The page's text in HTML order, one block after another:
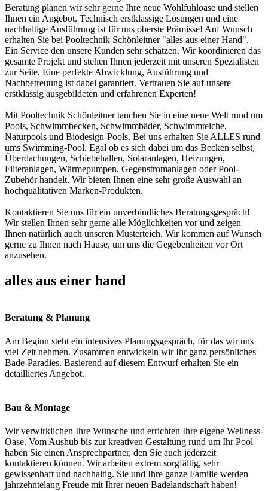
Beratung planen wir sehr gerne Ihre neue Wohlfühloase und stellen
Ihnen ein Angebot. Technisch erstklassige Lösungen und eine
nachhaltige Ausführung ist für uns oberste Prämisse! Auf Wunsch
erhalten Sie bei Pooltechnik Schönleitner "alles aus einer Hand".
Ein Service den unsere Kunden sehr schätzen. Wir koordinieren das
gesamte Projekt und stehen Ihnen jederzeit mit unseren Spezialisten
zur Seite. Eine perfekte Abwicklung, Ausführung und
Nachbetreuung ist dabei garantiert. Vertrauen Sie auf unsere
erstklassig ausgebildeten und erfahrenen Experten!
Mit Pooltechnik Schönleitner tauchen Sie in eine neue Welt rund um
Pools, Schwimmbecken, Schwimmbäder, Schwimmteiche,
Naturpools und Biodesign-Pools. Bei uns erhalten Sie ALLES rund
ums Swimming-Pool. Egal ob es sich dabei um das Becken selbst,
Überdachungen, Schiebehallen, Solaranlagen, Heizungen,
Filteranlagen, Wärmepumpen, Gegenstromanlagen oder Pool-
Zubehör handelt. Wir bieten Ihnen eine sehr große Auswahl an
hochqualitativen Marken-Produkten.
Kontaktieren Sie uns für ein unverbindliches Beratungsgespräch!
Wir stellen Ihnen sehr gerne alle Möglichkeiten vor und zeigen
Ihnen natürlich auch unseren Musterteich. Wir kommen auf Wunsch
gerne zu Ihnen nach Hause, um uns die Gegebenheiten vor Ort
anzusehen.
alles aus einer hand
Beratung & Planung
Am Beginn steht ein intensives Planungsgespräch, für das wir uns
viel Zeit nehmen. Zusammen entwickeln wir Ihr ganz persönliches
Bade-Paradies. Basierend auf diesem Entwurf erhalten Sie ein
detailliertes Angebot.
Bau & Montage
Wir verwirklichen Ihre Wünsche und errichten Ihre eigene Wellness-
Oase. Vom Aushub bis zur kreativen Gestaltung rund um Ihr Pool
haben Sie einen Ansprechpartner, den Sie auch jederzeit
kontaktieren können. Wir arbeiten extrem sorgfältig, sehr
gewissenhaft und nachhaltig. Sie und Ihre ganze Familie werden
jahrzehntelang Freude mit Ihrer neuen Badelandschaft haben!